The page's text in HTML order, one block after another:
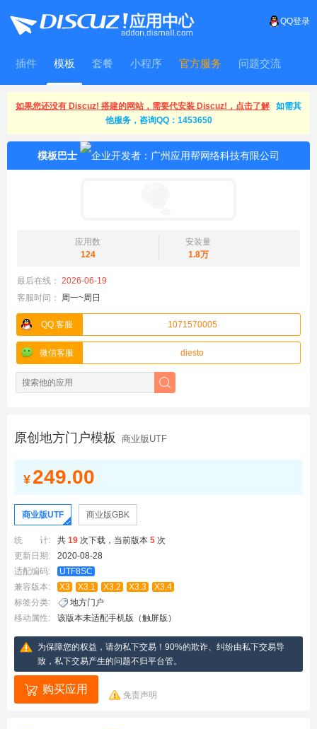
QQ登录
插件 模板 套餐 小程序 官方服务 问题交流
WitFrame
如果您还没有 Discuz! 搭建的网站，需要代安装 Discuz!，点击了解
如需其
他服务，咨询QQ：1453650
模板巴士
应用数
124
安装量
1.8万
最后在线： 2026-06-19
客服时间：
周一~周日
QQ 客服 1071570005
微信客服 diesto
原创地方门户模板 商业版UTF
¥ 249.00
商业版UTF 商业版GBK
统 计: 共 19 次下载，当前版本 5 次
更新日期:
2020-08-28
适配编码:
UTF8SC
兼容版本:
X3 X3.1 X3.2 X3.3
X3.4
标签分类:
地方门户
移动属性:
该版本未适配手机版（触屏版）
为保障您的权益，请勿私下交易！90%的欺诈、纠纷由私下交易导
致，私下交易产生的问题不归平台管。
购买应用 免责声明